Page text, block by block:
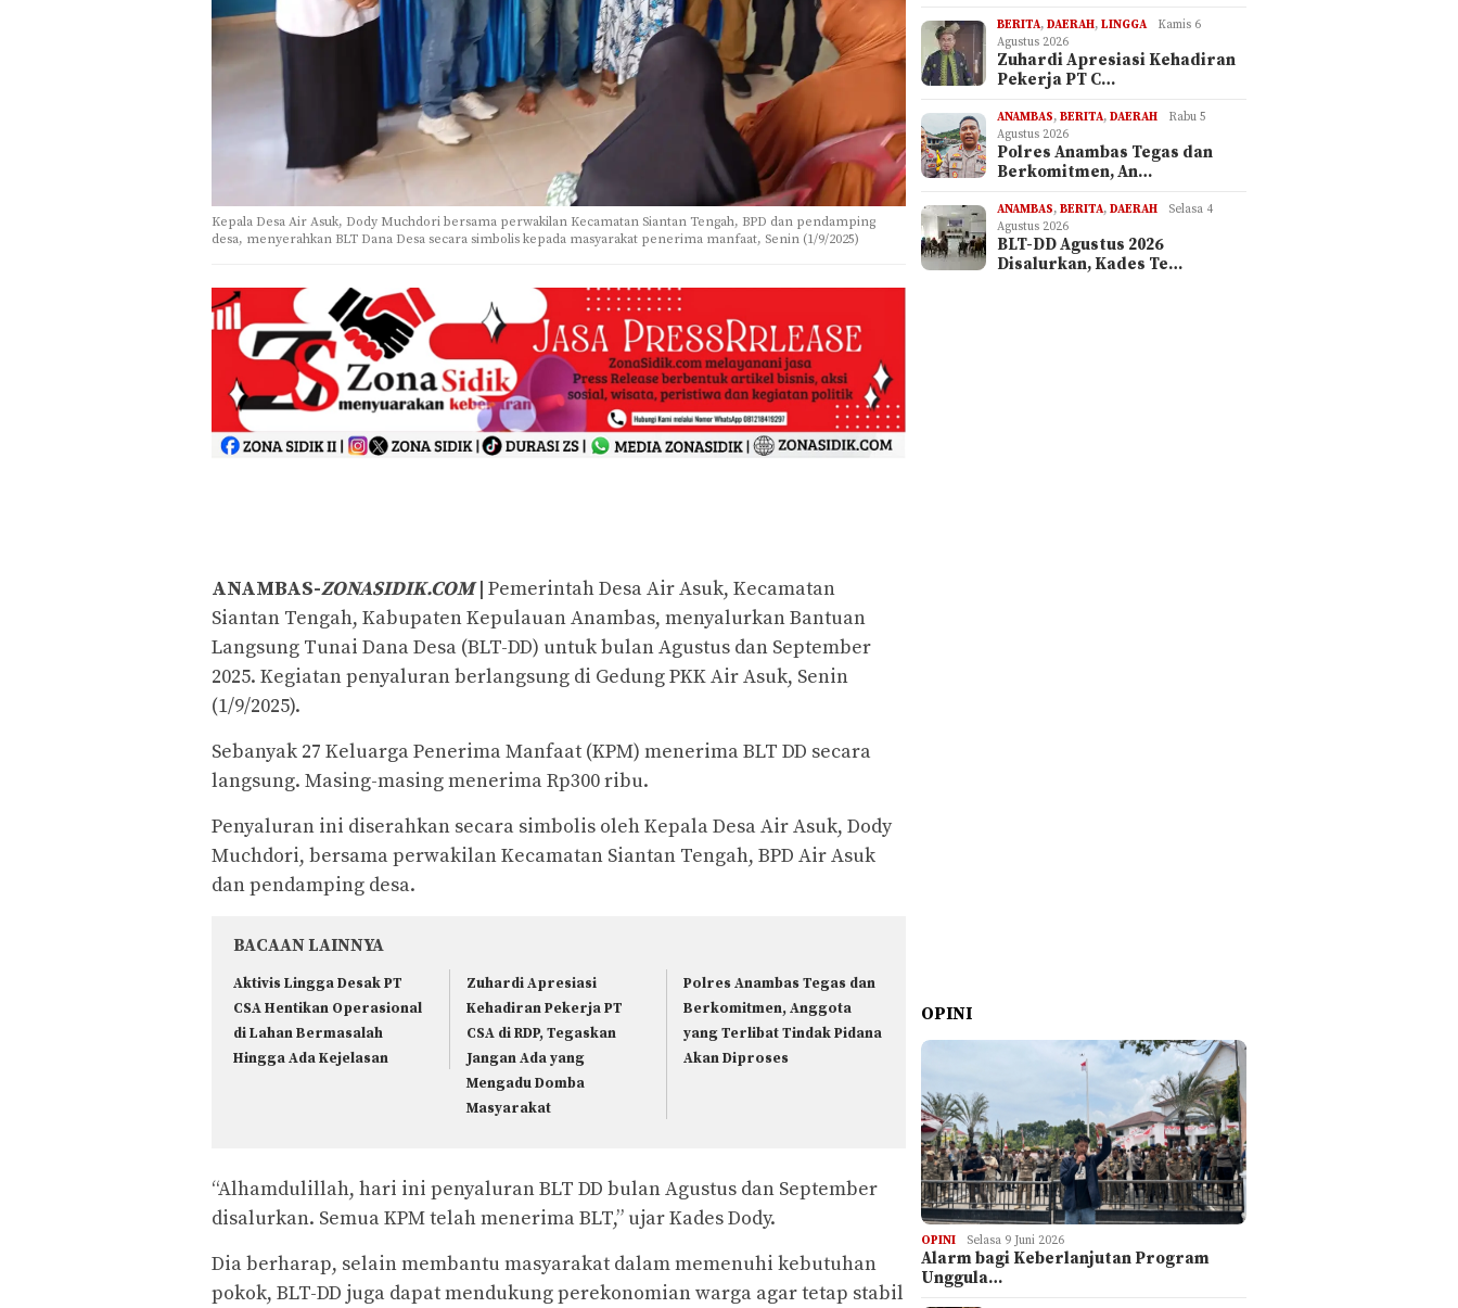
Kepala Desa Air Asuk, Dody Muchdori bersama perwakilan Kecamatan Siantan Tengah, BPD dan pendamping
desa, menyerahkan BLT Dana Desa secara simbolis kepada masyarakat penerima manfaat, Senin (1/9/2025)
ANAMBAS-ZONASIDIK.COM| Pemerintah Desa Air Asuk, Kecamatan
Siantan Tengah, Kabupaten Kepulauan Anambas, menyalurkan Bantuan
Langsung Tunai Dana Desa (BLT-DD) untuk bulan Agustus dan September
2025. Kegiatan penyaluran berlangsung di Gedung PKK Air Asuk, Senin
(1/9/2025).
Sebanyak 27 Keluarga Penerima Manfaat (KPM) menerima BLT DD secara
langsung. Masing-masing menerima Rp300 ribu.
Penyaluran ini diserahkan secara simbolis oleh Kepala Desa Air Asuk, Dody
Muchdori, bersama perwakilan Kecamatan Siantan Tengah, BPD Air Asuk
dan pendamping desa.
BACAAN LAINNYA
Aktivis Lingga Desak PT
CSA Hentikan Operasional
di Lahan Bermasalah
Hingga Ada Kejelasan
Zuhardi Apresiasi
Kehadiran Pekerja PT
CSA di RDP, Tegaskan
Jangan Ada yang
Mengadu Domba
Masyarakat
Polres Anambas Tegas dan
Berkomitmen, Anggota
yang Terlibat Tindak Pidana
Akan Diproses
“Alhamdulillah, hari ini penyaluran BLT DD bulan Agustus dan September
disalurkan. Semua KPM telah menerima BLT,” ujar Kades Dody.
Dia berharap, selain membantu masyarakat dalam memenuhi kebutuhan
pokok, BLT-DD juga dapat mendukung perekonomian warga agar tetap stabil
BERITA,DAERAH,LINGGA
Kamis 6
Agustus 2026
Zuhardi Apresiasi Kehadiran
Pekerja PT C…
ANAMBAS,BERITA,DAERAH
Rabu 5
Agustus 2026
Polres Anambas Tegas dan
Berkomitmen, An…
ANAMBAS,BERITA,DAERAH
Selasa 4
Agustus 2026
BLT-DD Agustus 2026
Disalurkan, Kades Te…
OPINI
OPINI Selasa 9 Juni 2026
Alarm bagi Keberlanjutan Program
Unggula…